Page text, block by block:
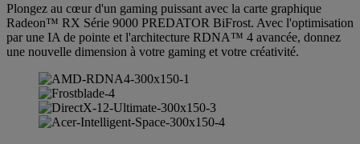
Plongez au cœur d'un gaming puissant avec la carte graphique
Radeon™ RX Série 9000 PREDATOR BiFrost. Avec l'optimisation
par une IA de pointe et l'architecture RDNA™ 4 avancée, donnez
une nouvelle dimension à votre gaming et votre créativité.